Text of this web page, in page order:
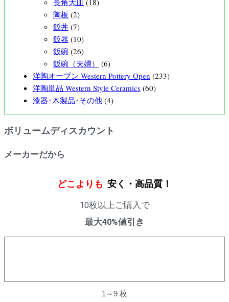
長角大皿
(18)
陶板 (2)
飯丼 (7)
飯器 (10)
飯碗 (26)
飯碗（夫婦）
(6)
洋陶オープン Western Pottery Open (233)
洋陶単品 Western Style Ceramics (60)
漆器･木製品･その他 (4)
ボリュームディスカウント
メーカーだから
どこよりも 安く・高品質！
10枚以上ご購入で
最大40%値引き
1～9 枚